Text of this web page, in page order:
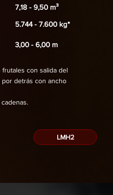
7,18 - 9,50 m³
5.744 - 7.600 kg*
3,00 - 6,00 m
frutales con salida del
detrás con ancho
LMH2